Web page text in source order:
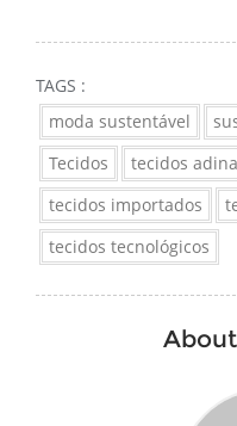
TAGS :
moda sustentável
Tecidos
tecidos adina
tecidos importados
tecidos tecnológicos